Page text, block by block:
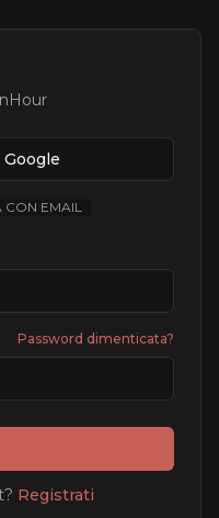
EMAIL
Password dimenticata?
Registrati